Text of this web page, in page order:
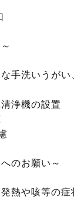
手洗いうがい
浄機の設置
のお願い～
熱や咳等の